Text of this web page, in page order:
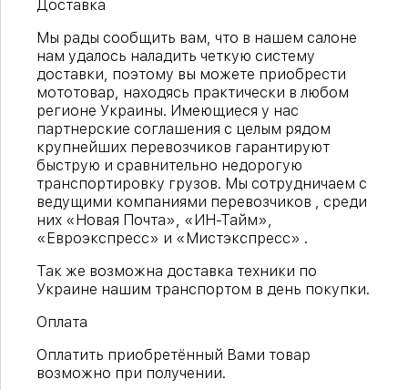
Доставка
Мы рады сообщить вам, что в нашем салоне
нам удалось наладить четкую систему
доставки, поэтому вы можете приобрести
мототовар, находясь практически в любом
регионе Украины. Имеющиеся у нас
партнерские соглашения с целым рядом
крупнейших перевозчиков гарантируют
быструю и сравнительно недорогую
транспортировку грузов. Мы сотрудничаем с
ведущими компаниями перевозчиков , среди
них «Новая Почта», «ИН-Тайм»,
«Евроэкспресс» и «Мистэкспресс» .
Так же возможна доставка техники по
Украине нашим транспортом в день покупки.
Оплата
Оплатить приобретённый Вами товар
возможно при получении.